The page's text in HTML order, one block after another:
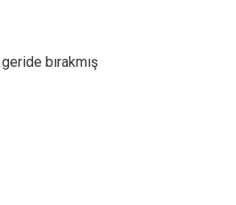
bırakmış